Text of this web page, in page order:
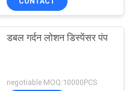
डबल गर्दन लोशन डिस्पेंसर पंप
negotiable MOQ:10000PCS